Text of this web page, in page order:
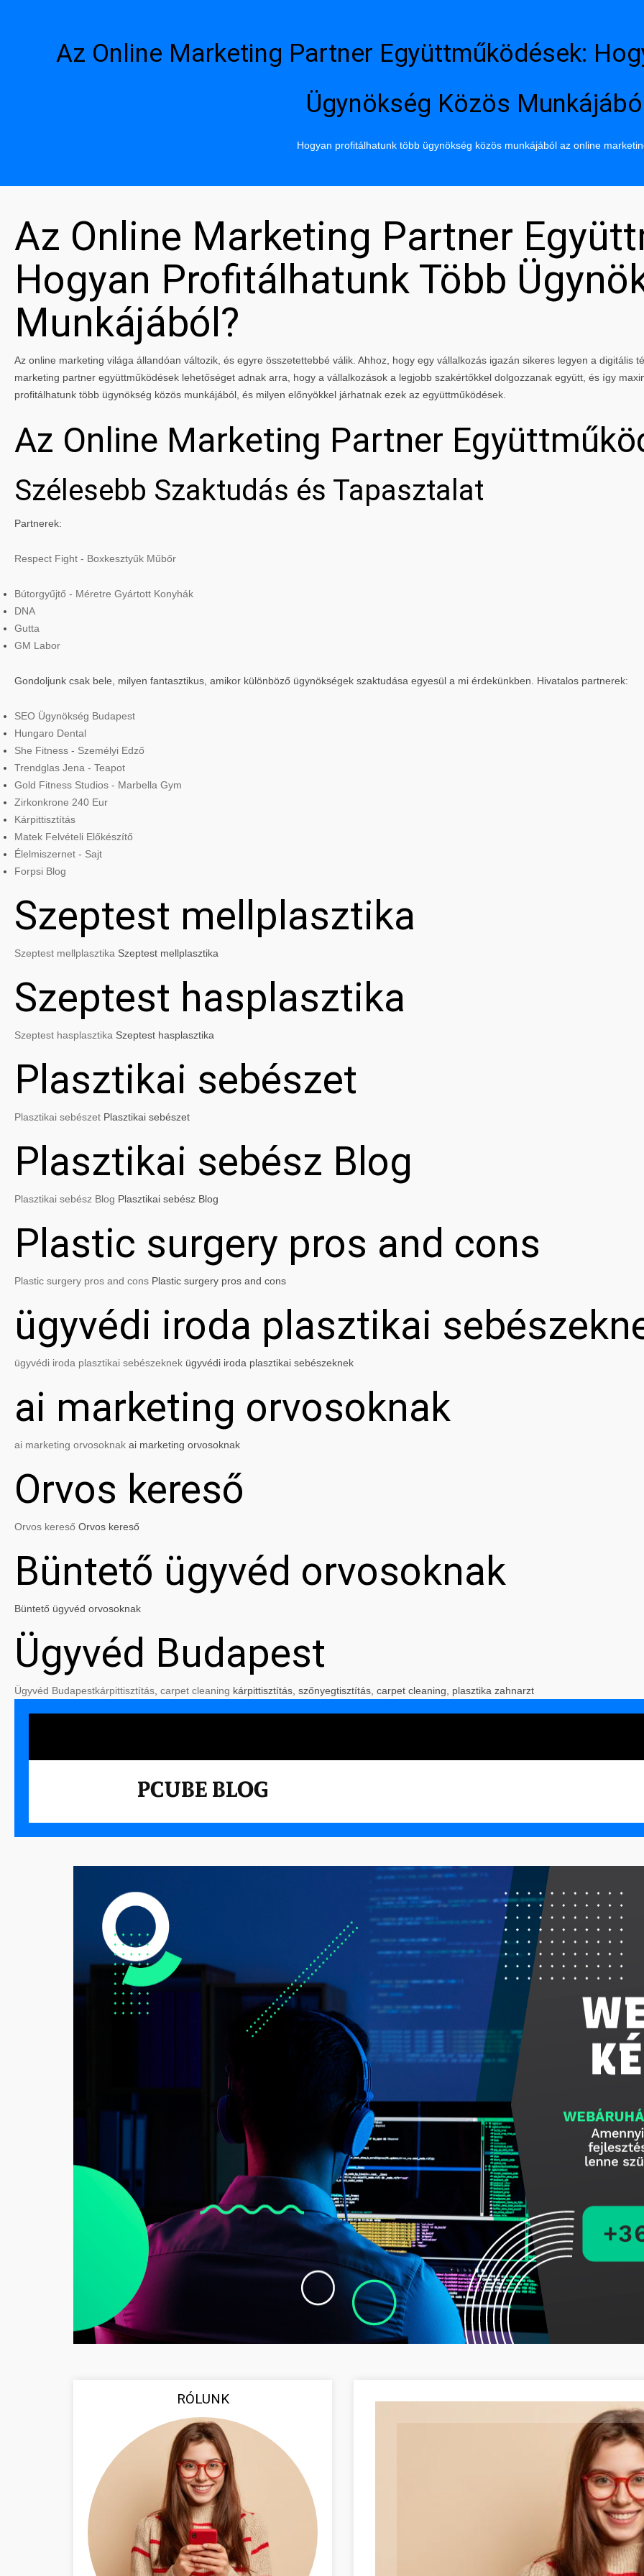
Az Online Marketing Partner Együttműködések:
Ügynökség Közös
Hogyan profitálhatunk több ügynökség közös munkájából az online
Az Online Marketing Partner
Hogyan Profitálhatunk Több
Munkájából?
Az online marketing világa állandóan változik, és egyre összetettebbé válik. Ahhoz, hogy egy vállalkozás igazán sikeres legyen a digitális
marketing partner együttműködések lehetőséget adnak arra, hogy a vállalkozások a legjobb szakértőkkel dolgozzanak együtt, és így
profitálhatunk több ügynökség közös munkájából, és milyen előnyökkel járhatnak ezek az együttműködések.
Az Online Marketing Partner
Szélesebb Szaktudás és Tapasztalat
Partnerek:
Respect Fight - Boxkesztyűk Műbőr
Bútorgyűjtő - Méretre Gyártott Konyhák
DNA
Gutta
GM Labor
Gondoljunk csak bele, milyen fantasztikus, amikor különböző ügynökségek szaktudása egyesül a mi érdekünkben. Hivatalos partnerek:
SEO Ügynökség Budapest
Hungaro Dental
She Fitness - Személyi Edző
Trendglas Jena - Teapot
Gold Fitness Studios - Marbella Gym
Zirkonkrone 240 Eur
Kárpittisztítás
Matek Felvételi Előkészítő
Élelmiszernet - Sajt
Forpsi Blog
Szeptest mellplasztika
Szeptest mellplasztika Szeptest mellplasztika
Szeptest hasplasztika
Szeptest hasplasztika Szeptest hasplasztika
Plasztikai sebészet
Plasztikai sebészet Plasztikai sebészet
Plasztikai sebész Blog
Plasztikai sebész Blog Plasztikai sebész Blog
Plastic surgery pros and cons
Plastic surgery pros and cons Plastic surgery pros and cons
ügyvédi iroda plasztikai
ügyvédi iroda plasztikai sebészeknek ügyvédi iroda plasztikai sebészeknek
ai marketing orvosoknak
ai marketing orvosoknak ai marketing orvosoknak
Orvos kereső
Orvos kereső Orvos kereső
Büntető ügyvéd orvosoknak
Büntető ügyvéd orvosoknak
Ügyvéd Budapest
Ügyvéd Budapestkárpittisztítás carpet cleaning kárpittisztítás, szőnyegtisztítás, carpet cleaning, plasztika zahnarzt
RÓLUNK